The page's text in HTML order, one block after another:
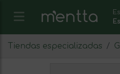
Tiendas especializadas